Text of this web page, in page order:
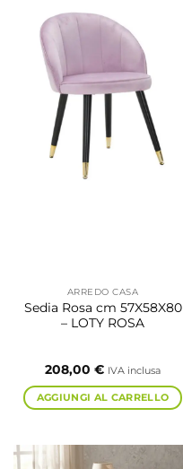
ARREDO CASA
Sedia Rosa cm 57X58X80
– LOTY ROSA
208,00 € IVA inclusa
AGGIUNGI AL CARRELLO